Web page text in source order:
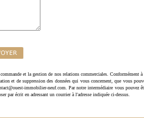
et la gestion de nos relations commerciales. Conformément à
et de suppression des données qui vous concernent, que vous
immobilier-neuf.com. Par notre intermédiaire vous pouvez
par écrit en adressant un courrier à l'adresse indiquée ci-dessus.